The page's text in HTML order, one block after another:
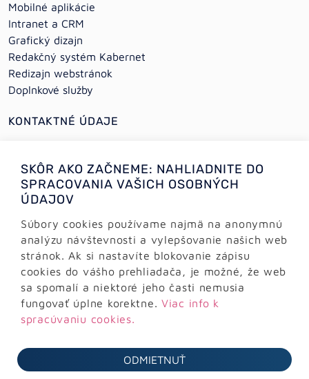
Mobilné aplikácie
Intranet a CRM
Grafický dizajn
Redakčný systém Kabernet
Redizajn webstránok
Doplnkové služby
KONTAKTNÉ ÚDAJE
+421 (0) 948 950 704
Informácie:
info@alejtech.eu
Zákaznícka podpora:
podpora@alejtech.eu
FAKTURAČNÉ ÚDAJE
Sliačska 13902/1A
831 02 Bratislava
SKÔR AKO ZAČNEME: NAHLIADNITE DO
SPRACOVANIA VAŠICH OSOBNÝCH
ÚDAJOV
Súbory cookies používame najmä na anonymnú
analýzu návštevnosti a vylepšovanie našich web
stránok. Ak si nastavíte blokovanie zápisu
cookies do vášho prehliadača, je možné, že web
sa spomalí a niektoré jeho časti nemusia
fungovať úplne korektne.Viac info k
spracúvaniu cookies.
ODMIETNUŤ